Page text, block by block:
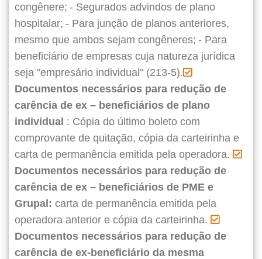
congênere; - Segurados advindos de plano
hospitalar; - Para junção de planos anteriores,
mesmo que ambos sejam congêneres; - Para
beneficiário de empresas cuja natureza jurídica
seja "empresário individual" (213-5).
Documentos necessários para redução de
carência de ex – beneficiários de plano
individual : Cópia do último boleto com
comprovante de quitação, cópia da carteirinha e
carta de permanência emitida pela operadora.
Documentos necessários para redução de
carência de ex – beneficiários de PME e
Grupal: carta de permanência emitida pela
operadora anterior e cópia da carteirinha.
Documentos necessários para redução de
carência de ex-beneficiário da mesma